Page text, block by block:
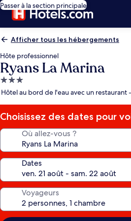
Passer à la section principale
Afficher tous les hébergements
Hôte professionnel
Ryans La Marina
Hébergement
3.0 étoiles
Hôtel au bord de l'eau avec un restaurant
Choisissez des dates pour
Où allez-vous ?
Dates
Voyageurs